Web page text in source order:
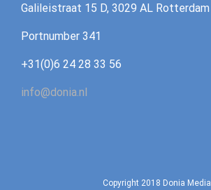
Galileistraat 15 D, 3029 AL Rotterdam
‪Portnumber 341‪
+31(0)6 24 28 33 56
info@donia.nl
Copyright 2018 Donia Media